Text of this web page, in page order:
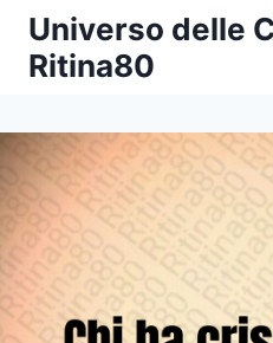
Salta
contenuto
Universo delle
Ritina80